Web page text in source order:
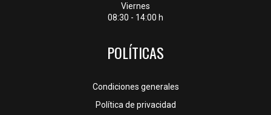
Viernes
08:30 - 14:00 h
POLÍTICAS
Condiciones generales
Política de privacidad